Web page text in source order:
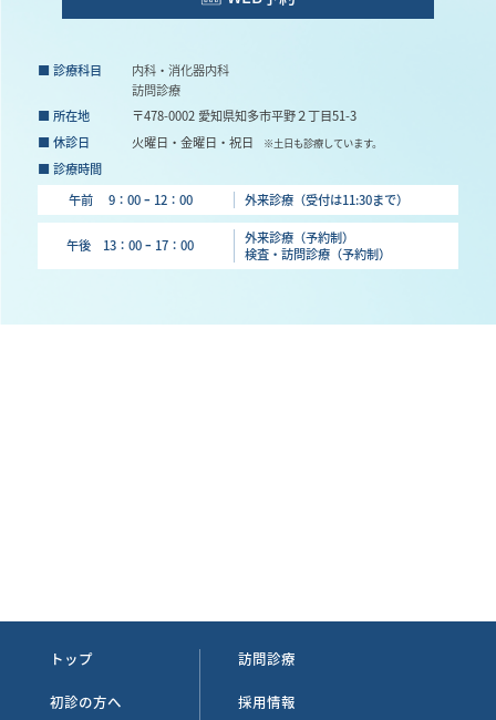
■ 診療科目
内科・消化器内科
訪問診療
■ 所在地
〒478-0002 愛知県知多市平野２丁目51-3
■ 休診日 火曜日・金曜日・祝日 ※土日も診療しています。
■ 診療時間
午前 9：00 ｰ 12：00
外来診療（受付は11:30まで）
午後 13：00 ｰ 17：00
外来診療（予約制）
検査・訪問診療（予約制）
トップ
初診の方へ
訪問診療
採用情報